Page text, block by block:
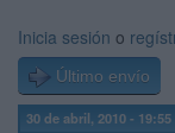
Inicia sesión o
Último envío
30 de abril, 2010 - 19:55